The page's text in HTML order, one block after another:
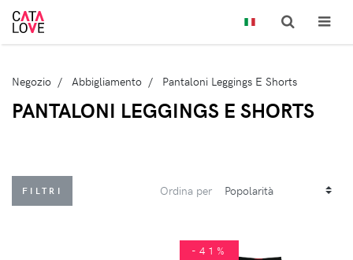
Negozio Abbigliamento Pantaloni Leggings E Shorts
PANTALONI LEGGINGS E SHORTS
FILTRI Ordina per
-41%